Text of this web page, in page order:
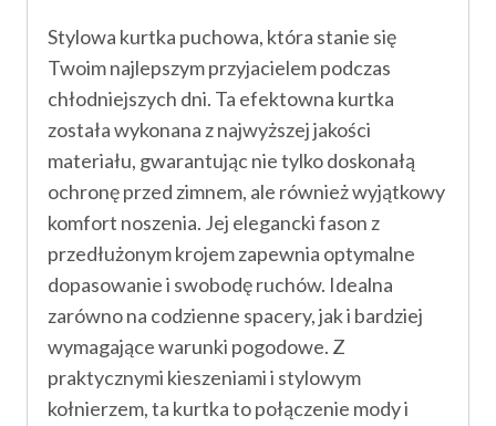
Stylowa kurtka puchowa, która stanie się
Twoim najlepszym przyjacielem podczas
chłodniejszych dni. Ta efektowna kurtka
została wykonana z najwyższej jakości
materiału, gwarantując nie tylko doskonałą
ochronę przed zimnem, ale również wyjątkowy
komfort noszenia. Jej elegancki fason z
przedłużonym krojem zapewnia optymalne
dopasowanie i swobodę ruchów. Idealna
zarówno na codzienne spacery, jak i bardziej
wymagające warunki pogodowe. Z
praktycznymi kieszeniami i stylowym
kołnierzem, ta kurtka to połączenie mody i